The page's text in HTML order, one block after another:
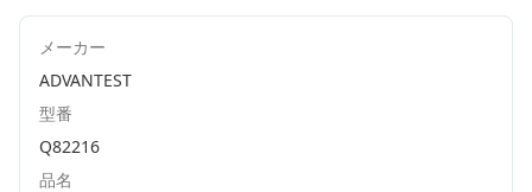
メーカー
ADVANTEST
型番
Q82216
品名